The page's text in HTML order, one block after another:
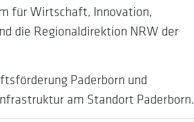
für Wirtschaft, Innovation,
die Regionaldirektion NRW der
Paderborn und
am Standort Paderborn.